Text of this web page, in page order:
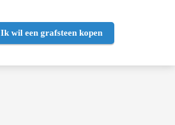
Ik wil een grafsteen kopen